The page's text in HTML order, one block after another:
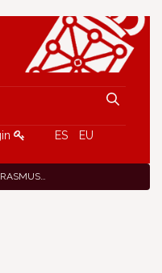
ES EU
VALLE DEL EBRO